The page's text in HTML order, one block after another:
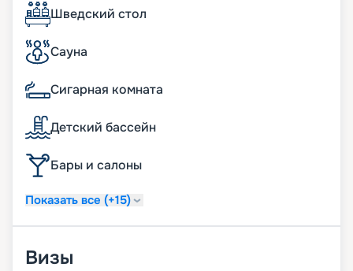
купить путевку онлайн – перед вами даты и
маршруты круизов, план теплохода, схемы
палуб, описание кают, цены на туры, обзоры
опытных туристов.
Шведский стол
Сауна
Сигарная комната
Детский бассейн
Бары и салоны
Показать все (+15)
Визы